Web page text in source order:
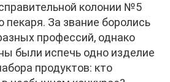
колонии №5
пекаря. За звание боролись
профессий, однако
были испечь одно изделие
продуктов: кто